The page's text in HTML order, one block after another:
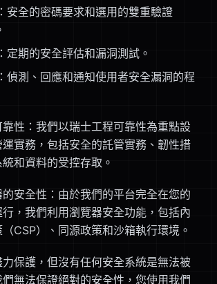
安全的密碼要求和選用的雙重驗證
定期的安全評估和漏洞測試。
偵測、回應和通知使用者安全漏洞的程
性：我們以瑞士工程可靠性為重點設
實務，包括安全的託管實務、韌性措
和資料的受控存取。
安全性：由於我們的平台完全在您的
，我們利用瀏覽器安全功能，包括內
CSP）、同源政策和沙箱執行環境。
保護，但沒有任何安全系統是無法被
無法保證絕對的安全性，您使用我們